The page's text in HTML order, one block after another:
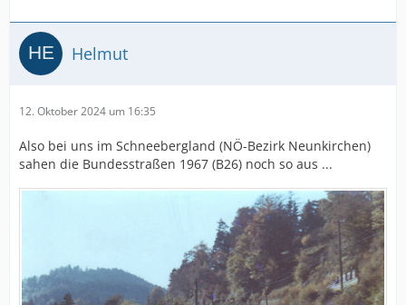
Helmut
12. Oktober 2024 um 16:35
Also bei uns im Schneebergland (NÖ-Bezirk Neunkirchen)
sahen die Bundesstraßen 1967 (B26) noch so aus ...